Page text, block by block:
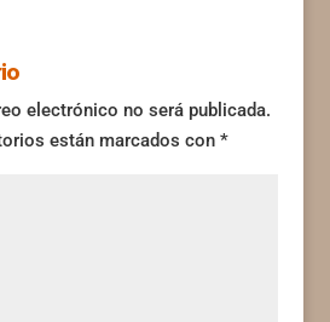
electrónico no será publicada.
están marcados con *